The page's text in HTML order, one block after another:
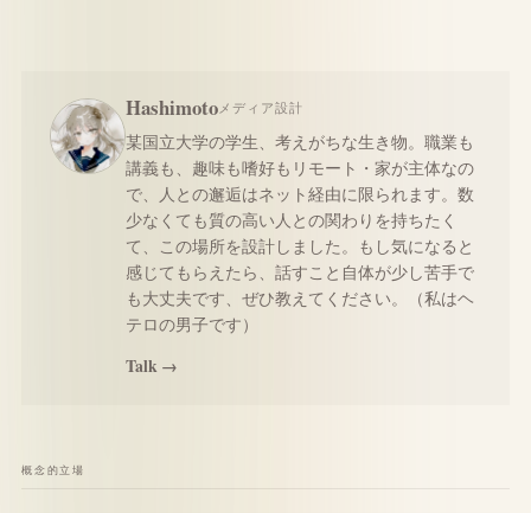
Hashimotoメディア設計
某国立大学の学生、考えがちな生き物。職業も
講義も、趣味も嗜好もリモート・家が主体なの
で、人との邂逅はネット経由に限られます。数
少なくても質の高い人との関わりを持ちたく
て、この場所を設計しました。もし気になると
感じてもらえたら、話すこと自体が少し苦手で
も大丈夫です、ぜひ教えてください。（私はヘ
テロの男子です）
Talk →
概念的立場